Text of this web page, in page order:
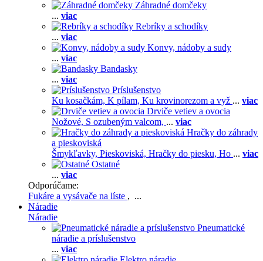
Záhradné domčeky
... viac
Rebríky a schodíky
... viac
Konvy, nádoby a sudy
... viac
Bandasky
... viac
Príslušenstvo
Ku kosačkám, K pílam, Ku krovinorezom a vyž ... viac
Drviče vetiev a ovocia
Nožové, S ozubeným valcom, ... viac
Hračky do záhrady
a pieskoviská
Šmykľavky, Pieskoviská, Hračky do piesku, Ho ... viac
Ostatné
... viac
Odporúčame:
Fukáre a vysávače na líste , ...
Náradie
Náradie
Pneumatické
náradie a príslušenstvo
... viac